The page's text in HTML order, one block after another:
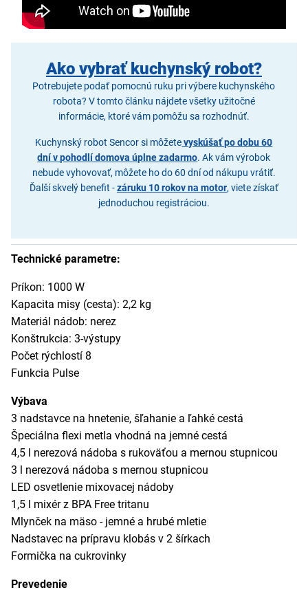
Ako vybrať kuchynský robot?
Potrebujete podať pomocnú ruku pri výbere kuchynského
robota? V tomto článku nájdete všetky užitočné
informácie, ktoré vám pomôžu sa rozhodnúť.
Kuchynský robot Sencor si môžetevyskúšať po dobu 60
dní v pohodlí domova úplne zadarmo. Ak vám výrobok
nebude vyhovovať, môžete ho do 60 dní od nákupu vrátiť.
Ďalší skvelý benefit -záruku 10 rokov na motor, viete získať
jednoduchou registráciou.
Technické parametre:
Príkon: 1000 W
Kapacita misy (cesta): 2,2 kg
Materiál nádob: nerez
Konštrukcia: 3-výstupy
Počet rýchlostí 8
Funkcia Pulse
Výbava
3 nadstavce na hnetenie, šľahanie a ľahké cestá
Špeciálna flexi metla vhodná na jemné cestá
4,5 l nerezová nádoba s rukoväťou a mernou stupnicou
3 l nerezová nádoba s mernou stupnicou
LED osvetlenie mixovacej nádoby
1,5 l mixér z BPA Free tritanu
Mlynček na mäso - jemné a hrubé mletie
Nadstavec na prípravu klobás v 2 šírkach
Formička na cukrovinky
Prevedenie